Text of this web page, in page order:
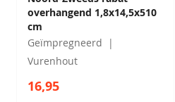
overhangend 1,8x14,5x510
cm
Geïmpregneerd
Vurenhout
16,95